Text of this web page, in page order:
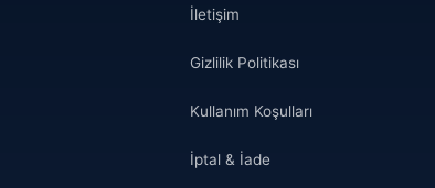
İletişim
Gizlilik Politikası
Kullanım Koşulları
İptal & İade